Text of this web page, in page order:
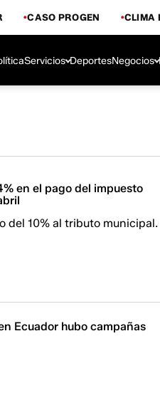
CASO PROGEN CLIMA
Servicios DeportesNegocios
en el pago del impuesto
del 10% al tributo municipal.
Ecuador hubo campañas